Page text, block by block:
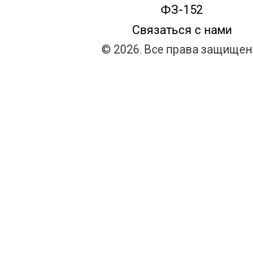
ФЗ-152
Связаться с нами
© 2026. Все права